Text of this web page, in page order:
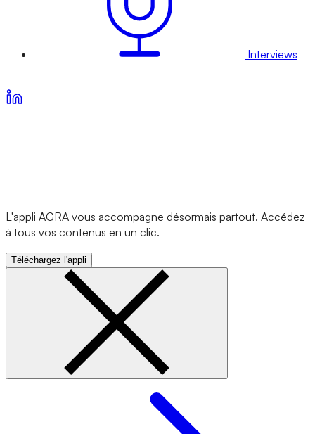
Interviews
L'appli AGRA vous accompagne désormais partout. Accédez
à tous vos contenus en un clic.
Téléchargez l'appli